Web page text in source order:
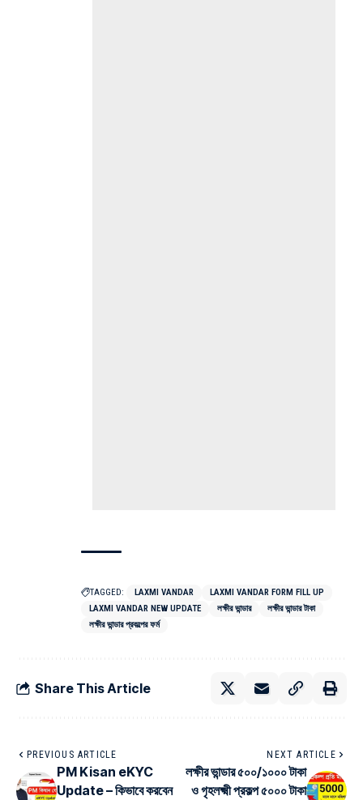
TAGGED: LAXMI VANDAR
LAXMI VANDAR FORM FILL UP
LAXMI VANDAR NEW UPDATE
লক্ষীর ভান্ডার
লক্ষীর ভান্ডার টাকা
লক্ষীর ভান্ডার প্রকল্পের ফর্ম
Share This Article
PREVIOUS ARTICLE
PM Kisan eKYC
Update – কিভাবে করবেন
NEXT ARTICLE
লক্ষীর ভান্ডার ৫০০/১০০০ টাকা
ও গৃহলক্ষ্মী প্রকল্প ৫০০০ টাকা